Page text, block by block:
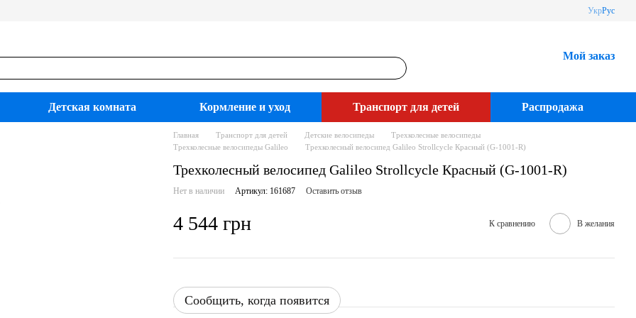
УкрРус
Мой заказ
Детская комната Кормление и уход Транспорт для детей Распродажа
Главная Транспорт для детей Детские велосипеды
Трехколесные велосипеды
Трехколесные велосипеды Galileo
Трехколесный велосипед Galileo Strollcycle Красный (G-1001-R)
Трехколесный велосипед Galileo Strollcycle Красный (G-1001-R)
Нет в наличии Артикул: 161687 Оставить отзыв
4 544 грн К сравнению В желания
Сообщить, когда появится